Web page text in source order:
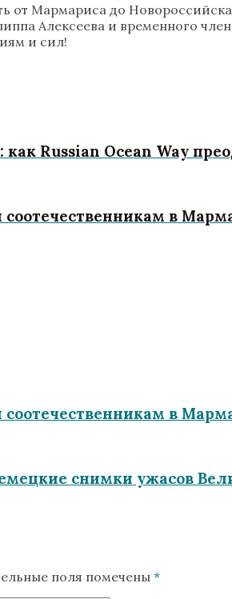
от Мармариса до
Алексеева и временного
и сил!
Russian Ocean Way
в
в
снимки ужасов
поля помечены *